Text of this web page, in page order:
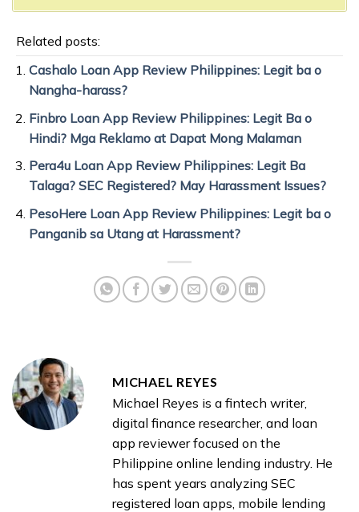
Related posts:
Cashalo Loan App Review Philippines: Legit ba o
Nangha-harass?
Finbro Loan App Review Philippines: Legit Ba o
Hindi? Mga Reklamo at Dapat Mong Malaman
Pera4u Loan App Review Philippines: Legit Ba
Talaga? SEC Registered? May Harassment Issues?
PesoHere Loan App Review Philippines: Legit ba o
Panganib sa Utang at Harassment?
MICHAEL REYES
Michael Reyes is a fintech writer,
digital finance researcher, and loan
app reviewer focused on the
Philippine online lending industry. He
has spent years analyzing SEC
registered loan apps, mobile lending